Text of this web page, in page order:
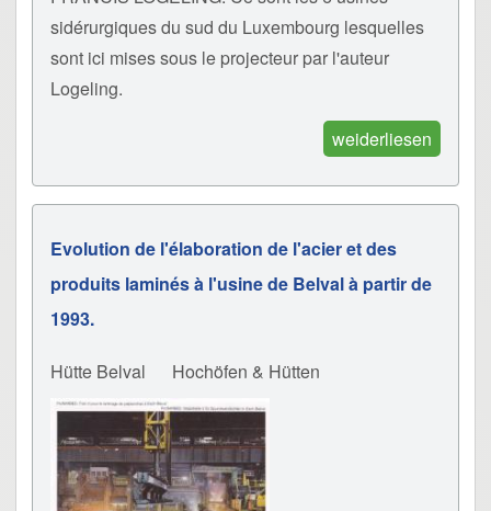
sidérurgiques du sud du Luxembourg lesquelles
sont ici mises sous le projecteur par l'auteur
Logeling.
weiderliesen
Evolution de l'élaboration de l'acier et des
produits laminés à l'usine de Belval à partir de
1993.
Hütte Belval Hochöfen & Hütten